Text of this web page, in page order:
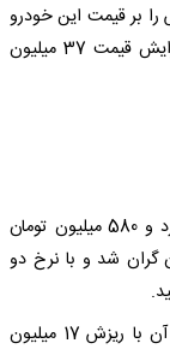
بر قیمت این خودرو
در بازار آزاد گذاشت. در نتیجه، وانت آریسان با افزایش قیمت 37 میلیون
دیگنیتی پرستیژ که در ابتدای هفته با بهای دو میلیارد و 580 میلیون تومان
جاری 40 میلیون تومان گران شد و با نرخ دو
کی‌ام‌سی J7 خلاف جریان بازار حرکت کرد و قیمت آن با ریزش 17 میلیون